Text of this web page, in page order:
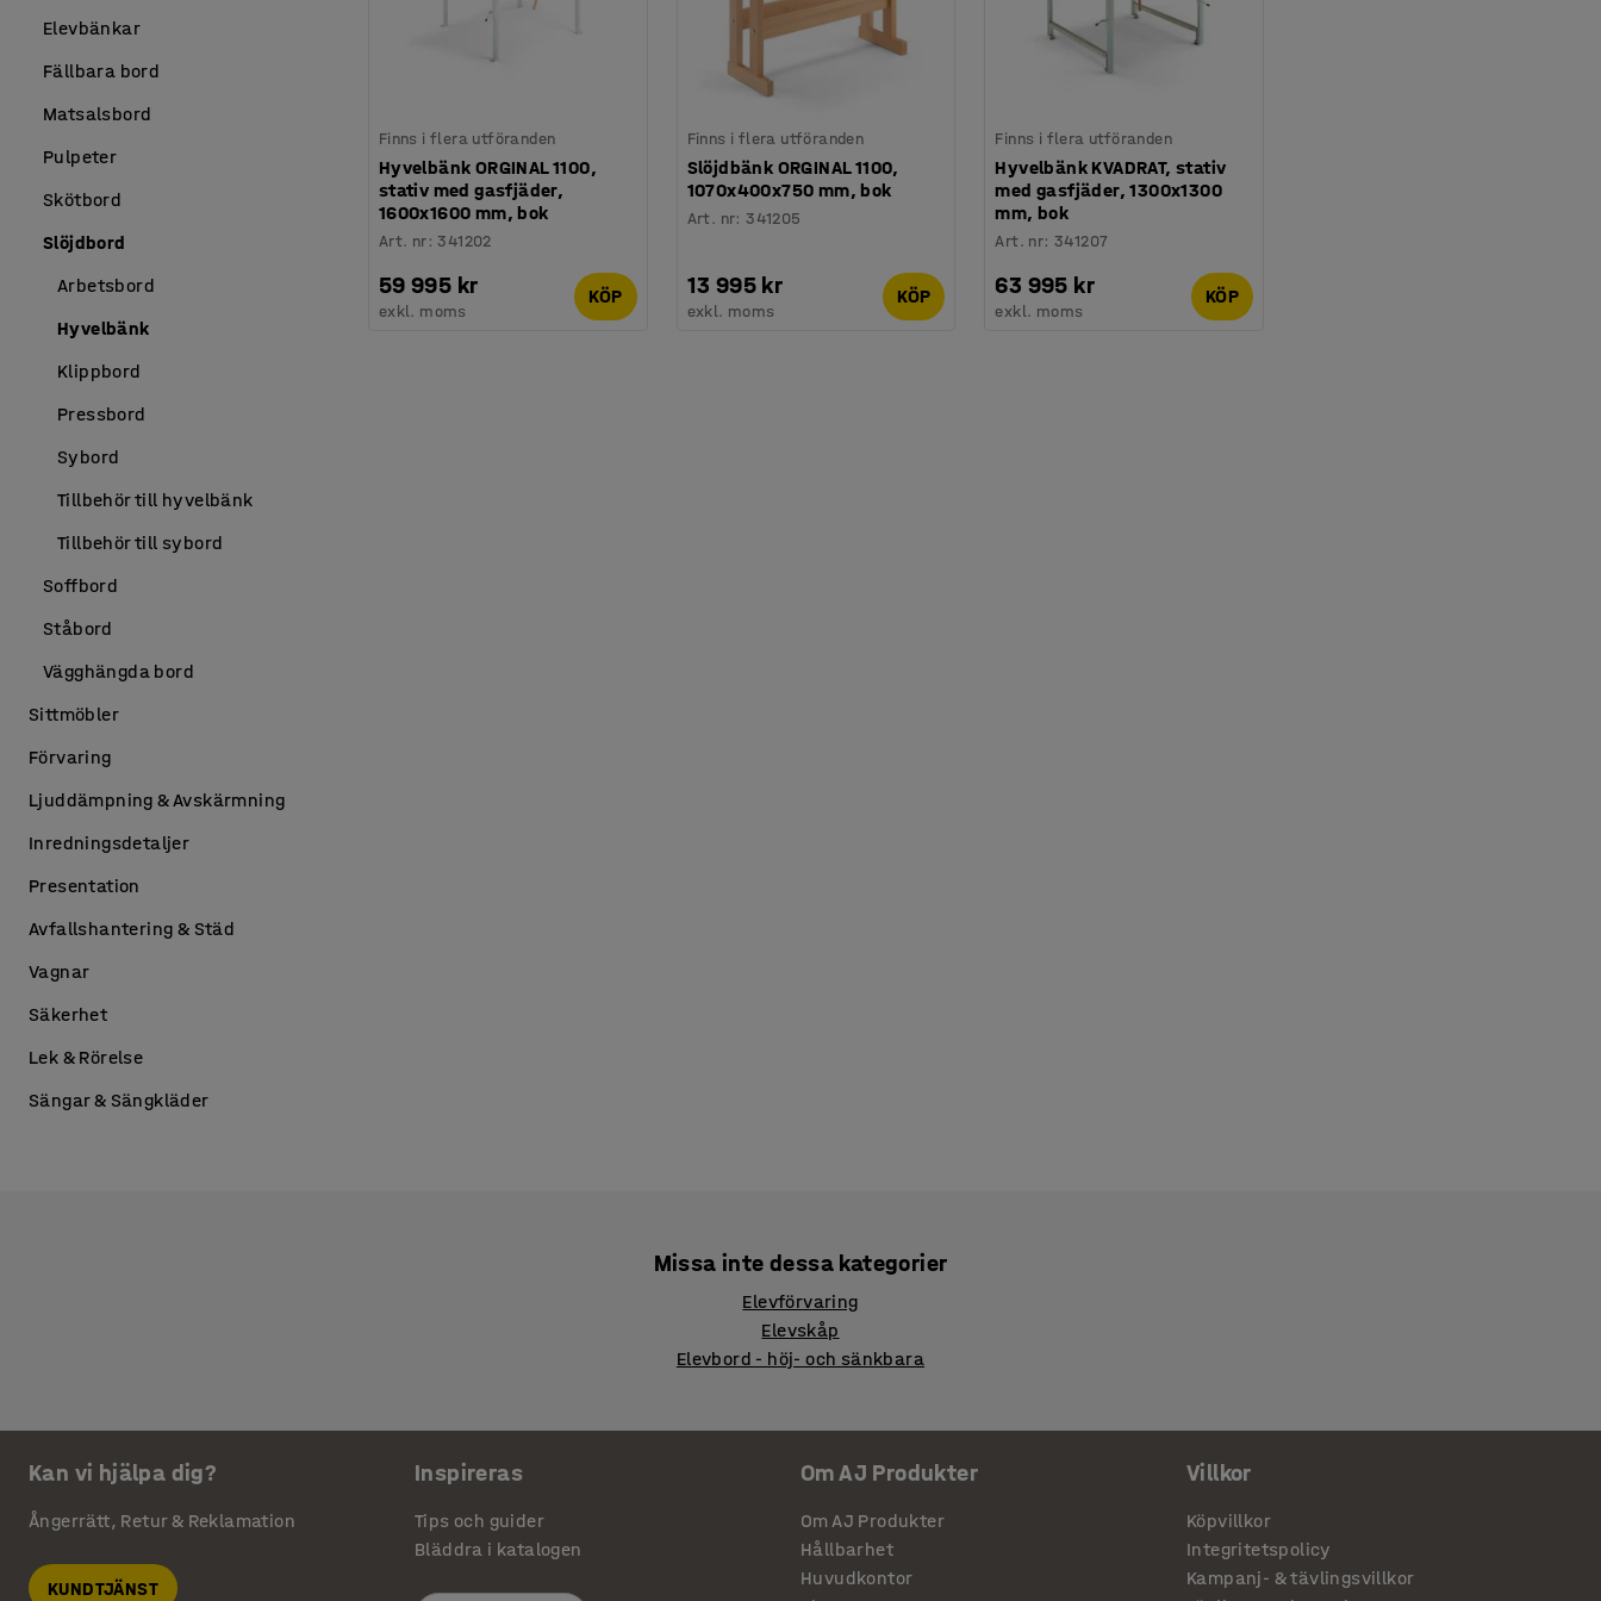
Finns i flera utföranden
Hyvelbänk ORGINAL 1100,
stativ med gasfjäder,
1600x1600 mm, bok
Art. nr:341202
59 995 kr
exkl. moms
KÖP
Finns i flera utföranden
Slöjdbänk ORGINAL 1100,
1070x400x750 mm, bok
Art. nr:341205
13 995 kr
exkl. moms
KÖP
Finns i flera utföranden
Hyvelbänk KVADRAT, stativ
med gasfjäder, 1300x1300
mm, bok
Art. nr:341207
63 995 kr
exkl. moms
KÖP
Elevbänkar
Fällbara bord
Matsalsbord
Pulpeter
Skötbord
Slöjdbord
Arbetsbord
Hyvelbänk
Klippbord
Pressbord
Sybord
Tillbehör till hyvelbänk
Tillbehör till sybord
Soffbord
Ståbord
Vägghängda bord
Sittmöbler
Förvaring
Ljuddämpning & Avskärmning
Inredningsdetaljer
Presentation
Avfallshantering & Städ
Vagnar
Säkerhet
Lek & Rörelse
Sängar & Sängkläder
Missa inte dessa kategorier
Elevförvaring
Elevskåp
Elevbord - höj- och sänkbara
Kan vi hjälpa dig?
Ångerrätt, Retur & Reklamation
KUNDTJÄNST
Inspireras
Tips och guider
Bläddra i katalogen
Om AJ Produkter
Om AJ Produkter
Hållbarhet
Huvudkontor
Villkor
Köpvillkor
Integritetspolicy
Kampanj- & tävlingsvillkor